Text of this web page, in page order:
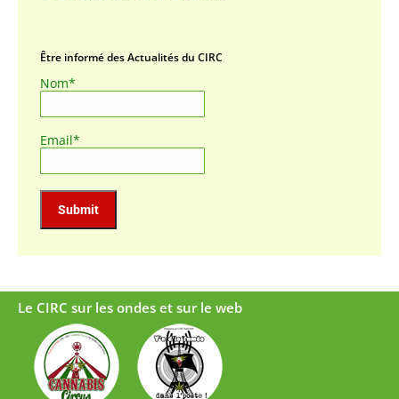
Être informé des Actualités du CIRC
Nom*
Email*
Le CIRC sur les ondes et sur le web